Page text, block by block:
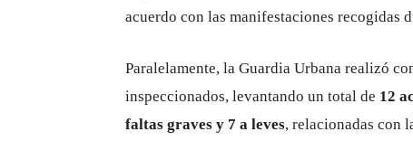
acuerdo con las manifestaciones recogidas
Paralelamente, la Guardia Urbana realizó
inspeccionados, levantando un total de 12
faltas graves y 7 a leves, relacionadas con